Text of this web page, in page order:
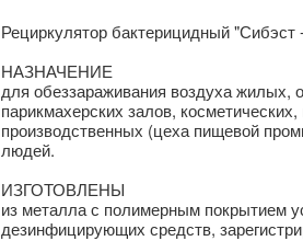
Рециркулятор бактерицидный
НАЗНАЧЕНИЕ
для обеззараживания воздуха
парикмахерских залов,
производственных (цеха пищевой
людей.
ИЗГОТОВЛЕНЫ
из металла с полимерным покрытием
дезинфицирующих средств,